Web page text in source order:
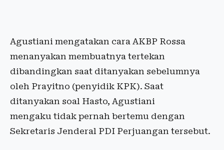
Agustiani mengatakan cara AKBP Rossa
menanyakan membuatnya tertekan
dibandingkan saat ditanyakan sebelumnya
oleh Prayitno (penyidik KPK). Saat
ditanyakan soal Hasto, Agustiani
mengaku tidak pernah bertemu dengan
Sekretaris Jenderal PDI Perjuangan tersebut.